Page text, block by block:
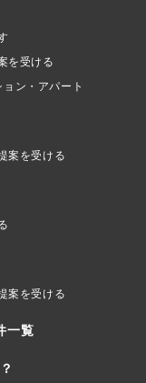
を受ける
ン・アパート
案を受ける
案を受ける
一覧